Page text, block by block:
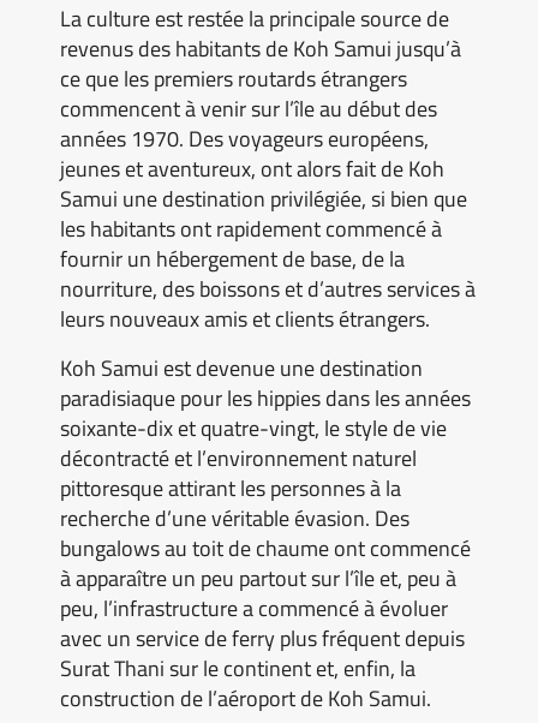
La culture est restée la principale source de
revenus des habitants de Koh Samui jusqu’à
ce que les premiers routards étrangers
commencent à venir sur l’île au début des
années 1970. Des voyageurs européens,
jeunes et aventureux, ont alors fait de Koh
Samui une destination privilégiée, si bien que
les habitants ont rapidement commencé à
fournir un hébergement de base, de la
nourriture, des boissons et d’autres services à
leurs nouveaux amis et clients étrangers.
Koh Samui est devenue une destination
paradisiaque pour les hippies dans les années
soixante-dix et quatre-vingt, le style de vie
décontracté et l’environnement naturel
pittoresque attirant les personnes à la
recherche d’une véritable évasion. Des
bungalows au toit de chaume ont commencé
à apparaître un peu partout sur l’île et, peu à
peu, l’infrastructure a commencé à évoluer
avec un service de ferry plus fréquent depuis
Surat Thani sur le continent et, enfin, la
construction de l’aéroport de Koh Samui.